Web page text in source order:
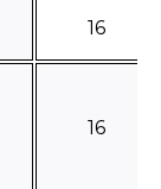
16
16